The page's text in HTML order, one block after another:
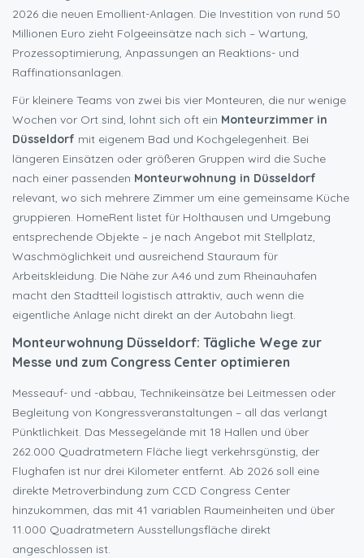
2026 die neuen Emollient-Anlagen. Die Investition von rund 50
Millionen Euro zieht Folgeeinsätze nach sich – Wartung,
Prozessoptimierung, Anpassungen an Reaktions- und
Raffinationsanlagen.
Für kleinere Teams von zwei bis vier Monteuren, die nur wenige
Wochen vor Ort sind, lohnt sich oft ein Monteurzimmer in
Düsseldorf mit eigenem Bad und Kochgelegenheit. Bei
längeren Einsätzen oder größeren Gruppen wird die Suche
nach einer passenden Monteurwohnung in Düsseldorf
relevant, wo sich mehrere Zimmer um eine gemeinsame Küche
gruppieren. HomeRent listet für Holthausen und Umgebung
entsprechende Objekte – je nach Angebot mit Stellplatz,
Waschmöglichkeit und ausreichend Stauraum für
Arbeitskleidung. Die Nähe zur A46 und zum Rheinauhafen
macht den Stadtteil logistisch attraktiv, auch wenn die
eigentliche Anlage nicht direkt an der Autobahn liegt.
Monteurwohnung Düsseldorf: Tägliche Wege zur
Messe und zum Congress Center optimieren
Messeauf- und -abbau, Technikeinsätze bei Leitmessen oder
Begleitung von Kongressveranstaltungen – all das verlangt
Pünktlichkeit. Das Messegelände mit 18 Hallen und über
262.000 Quadratmetern Fläche liegt verkehrsgünstig, der
Flughafen ist nur drei Kilometer entfernt. Ab 2026 soll eine
direkte Metroverbindung zum CCD Congress Center
hinzukommen, das mit 41 variablen Raumeinheiten und über
11.000 Quadratmetern Ausstellungsfläche direkt
angeschlossen ist.